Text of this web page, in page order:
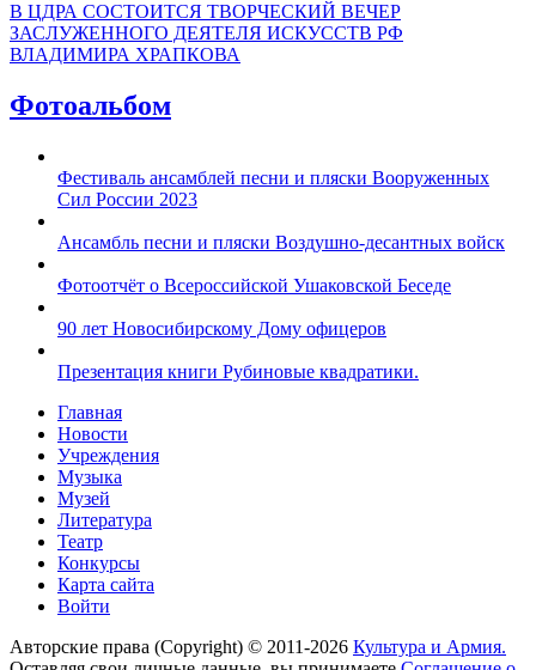
В ЦДРА СОСТОИТСЯ ТВОРЧЕСКИЙ ВЕЧЕР
ЗАСЛУЖЕННОГО ДЕЯТЕЛЯ ИСКУССТВ РФ
ВЛАДИМИРА ХРАПКОВА
Фотоальбом
Фестиваль ансамблей песни и пляски Вооруженных
Сил России 2023
Ансамбль песни и пляски Воздушно-десантных войск
Фотоотчёт о Всероссийской Ушаковской Беседе
90 лет Новосибирскому Дому офицеров
Презентация книги Рубиновые квадратики.
Главная
Новости
Учреждения
Музыка
Музей
Литература
Театр
Конкурсы
Карта сайта
Войти
Авторские права (Copyright) © 2011-2026 Культура и Армия.